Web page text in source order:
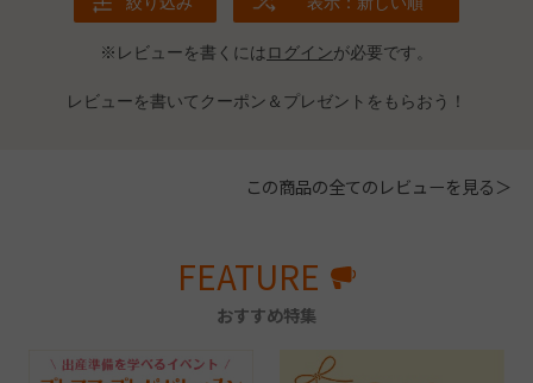
※レビューを書くには ログインが必要です。
レビューを書いてクーポン＆プレゼントをもらおう！
この商品の全てのレビューを見る＞
FEATURE
おすすめ特集